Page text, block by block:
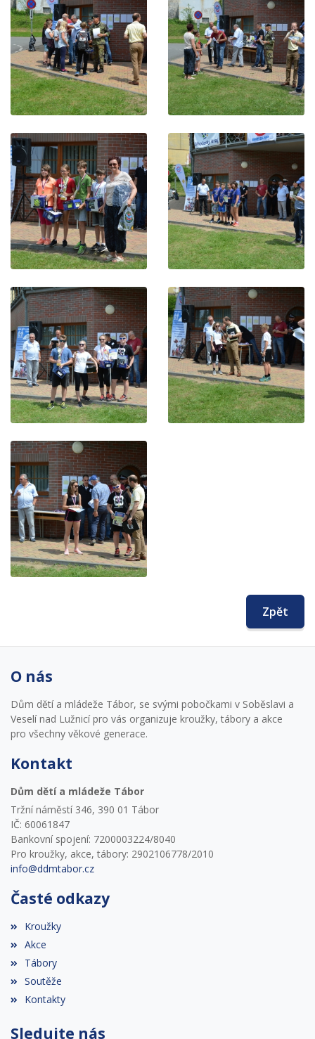
Zpět
O nás
Dům dětí a mládeže Tábor, se svými pobočkami v Soběslavi a
Veselí nad Lužnicí pro vás organizuje kroužky, tábory a akce
pro všechny věkové generace.
Kontakt
Dům dětí a mládeže Tábor
Tržní náměstí 346, 390 01 Tábor
IČ: 60061847
Bankovní spojení: 7200003224/8040
Pro kroužky, akce, tábory: 2902106778/2010
info@ddmtabor.cz
Časté odkazy
Kroužky
Akce
Tábory
Soutěže
Kontakty
Sledujte nás